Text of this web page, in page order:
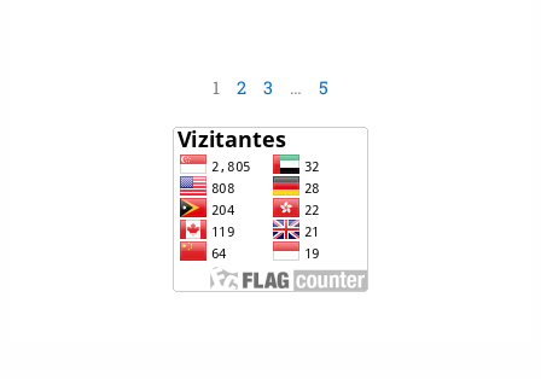
1 2 3 … 5